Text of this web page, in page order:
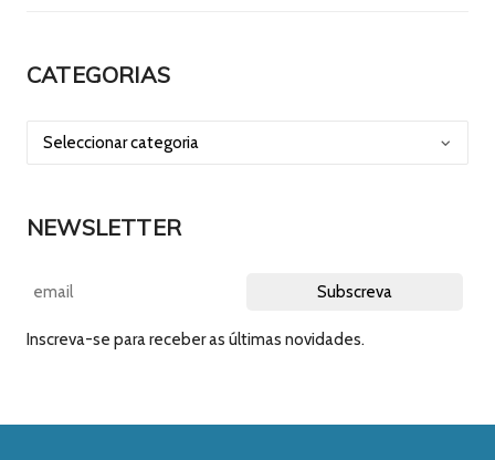
CATEGORIAS
NEWSLETTER
Inscreva-se para receber as últimas novidades.